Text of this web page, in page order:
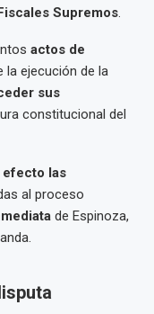
Supremos.
actos de
la ejecución de la
sus
constitucional del
efecto las
al proceso
de Espinoza,